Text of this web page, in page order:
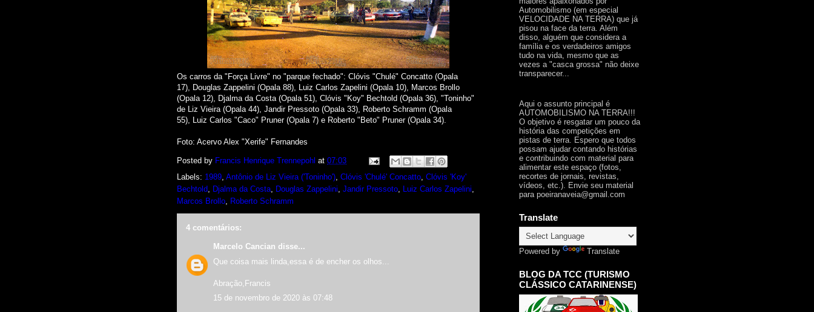
Os carros da "Força Livre" no "parque fechado": Clóvis "Chulé" Concatto (Opala
17), Douglas Zappelini (Opala 88), Luiz Carlos Zapelini (Opala 10), Marcos Brollo
(Opala 12), Djalma da Costa (Opala 51), Clóvis "Koy" Bechtold (Opala 36), "Toninho"
de Liz Vieira (Opala 44), Jandir Pressoto (Opala 33), Roberto Schramm (Opala
55), Luiz Carlos "Caco" Pruner (Opala 7) e Roberto "Beto" Pruner (Opala 34).
Foto: Acervo Alex "Xerife" Fernandes
Posted by Francis Henrique Trennepohl at 07:03
Labels: 1989, Antônio de Liz Vieira ('Toninho'), Clóvis 'Chulé' Concatto, Clóvis 'Koy'
Bechtold, Djalma da Costa, Douglas Zappelini, Jandir Pressoto, Luiz Carlos Zapelini,
Marcos Brollo, Roberto Schramm
4 comentários:
Marcelo Cancian disse...
Que coisa mais linda,essa é de encher os olhos...
Abração,Francis
15 de novembro de 2020 às 07:48
Automobilismo (em especial
VELOCIDADE NA TERRA) que já
pisou na face da terra. Além
disso, alguém que considera a
família e os verdadeiros amigos
tudo na vida, mesmo que as
vezes a "casca grossa" não deixe
transparecer...
Aqui o assunto principal é
AUTOMOBILISMO NA TERRA!!!
O objetivo é resgatar um pouco da
história das competições em
pistas de terra. Espero que todos
possam ajudar contando histórias
e contribuindo com material para
alimentar este espaço (fotos,
recortes de jornais, revistas,
vídeos, etc.). Envie seu material
para poeiranaveia@gmail.com
Translate
Powered by Translate
BLOG DA TCC (TURISMO
CLÁSSICO CATARINENSE)